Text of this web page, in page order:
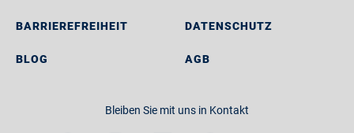
BARRIEREFREIHEIT
BLOG
DATENSCHUTZ
AGB
Bleiben Sie mit uns in Kontakt